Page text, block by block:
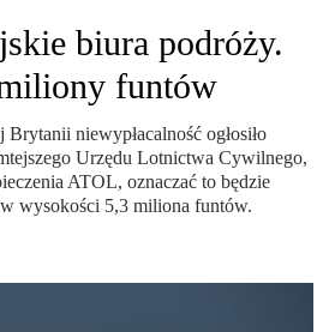
biura podróży.
funtów
niewypłacalność ogłosiło
Urzędu Lotnictwa Cywilnego,
ATOL, oznaczać to będzie
wysokości 5,3 miliona funtów.